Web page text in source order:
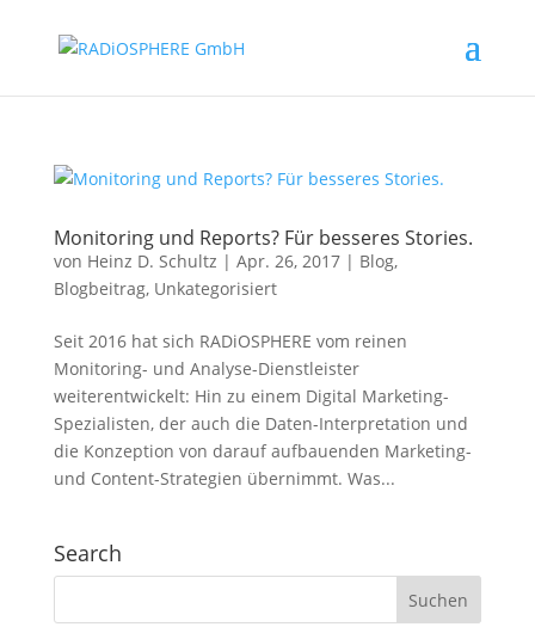
Monitoring und Reports? Für besseres Stories.
von Heinz D. Schultz | Apr. 26, 2017| Blog,
Blogbeitrag, Unkategorisiert
Seit 2016 hat sich RADiOSPHERE vom reinen
Monitoring- und Analyse-Dienstleister
weiterentwickelt: Hin zu einem Digital Marketing-
Spezialisten, der auch die Daten-Interpretation und
die Konzeption von darauf aufbauenden Marketing-
und Content-Strategien übernimmt. Was...
Search